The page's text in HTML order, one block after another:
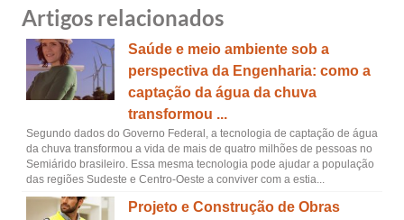
Artigos relacionados
Saúde e meio ambiente sob a
perspectiva da Engenharia: como a
captação da água da chuva
transformou ...
Segundo dados do Governo Federal, a tecnologia de captação de água
da chuva transformou a vida de mais de quatro milhões de pessoas no
Semiárido brasileiro. Essa mesma tecnologia pode ajudar a população
das regiões Sudeste e Centro-Oeste a conviver com a estia...
Projeto e Construção de Obras